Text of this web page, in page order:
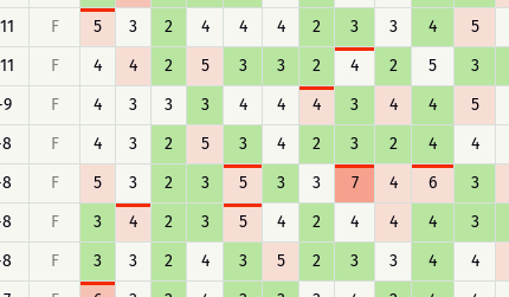
F 5 3 2 4 4 4 2 3 3 4 5
F 4 4 2 5 3 3 2 4 2 5 3
F 4 3 3 3 4 4 4 3 4 4 5
F 4 3 2 5 3 4 2 3 2 4 4
F 5 3 2 3 5 3 3 7 4 6 3
F 3 4 2 3 5 4 2 4 4 4 3
F 3 3 2 4 3 5 2 3 3 4 4